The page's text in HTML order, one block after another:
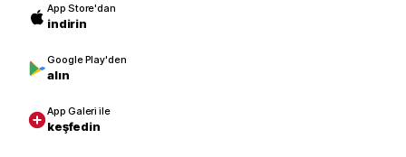
App Store'dan
indirin
Google Play'den
alın
App Galeri ile
keşfedin